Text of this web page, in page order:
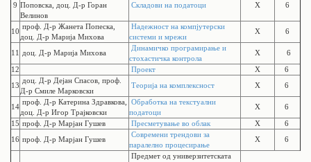
9 Поповска, доц. Д-р Горан
Велинов
Складови на податоци X 6
10
проф. Д-р Жанета Попеска,
доц. Д-р Марија Михова
Надежност на компјутерски
системи и мрежи
X 6
11 доц. Д-р Марија Михова
Динамичко програмирање и
стохастичка контрола
X 6
12 Проект X 6
13
доц. Д-р Дејан Спасов, проф.
Д-р Смиле Марковски
Теорија на комплексност X 6
14
проф. Д-р Катерина Здравкова,
доц. Д-р Игор Трајковски
Обработка на текстуални
податоци
X 6
15 проф. Д-р Марјан Гушев Пресметување во облак X 6
16 проф. Д-р Марјан Гушев
Современи трендови за
паралелно процесирање
X 6
Предмет од универзитетската